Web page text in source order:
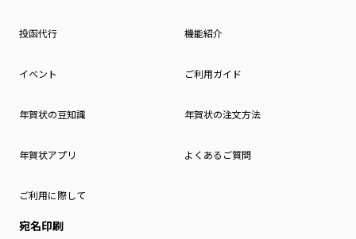
投函代行 機能紹介
イベント ご利用ガイド
年賀状の豆知識 年賀状の注文方法
年賀状アプリ よくあるご質問
ご利用に際して
宛名印刷